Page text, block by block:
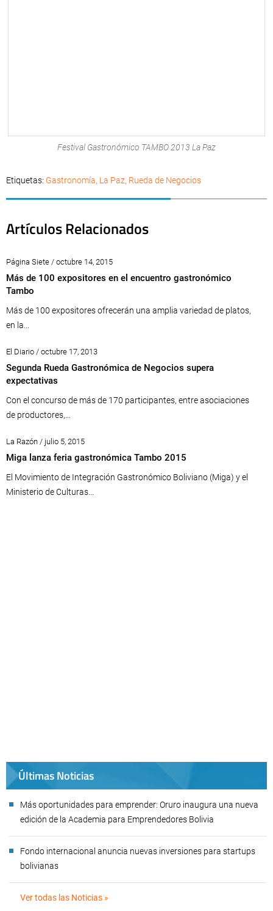
Festival Gastronómico TAMBO 2013 La Paz
Etiquetas: Gastronomía, La Paz, Rueda de Negocios
Artículos Relacionados
Página Siete / octubre 14, 2015
Más de 100 expositores en el encuentro gastronómico
Tambo
Más de 100 expositores ofrecerán una amplia variedad de platos,
en la...
El Diario / octubre 17, 2013
Segunda Rueda Gastronómica de Negocios supera
expectativas
Con el concurso de más de 170 participantes, entre asociaciones
de productores,...
La Razón / julio 5, 2015
Miga lanza feria gastronómica Tambo 2015
El Movimiento de Integración Gastronómico Boliviano (Miga) y el
Ministerio de Culturas...
Últimas Noticias
Más oportunidades para emprender: Oruro inaugura una nueva
edición de la Academia para Emprendedores Bolivia
Fondo internacional anuncia nuevas inversiones para startups
bolivianas
Ver todas las Noticias »